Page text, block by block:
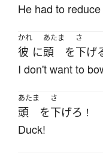
He had to
かれ
彼 に
あたま
頭 を
さ
下げ
I don't want to
あたま
頭 を
さ
下げろ ！
Duck!